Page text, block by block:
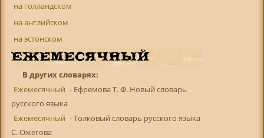
на голландском
на английском
на эстонском
В других словарях:
Ежемесячный - Ефремова Т. Ф. Новый словарь
русского языка
Ежемесячный - Толковый словарь русского языка
С. Ожегова